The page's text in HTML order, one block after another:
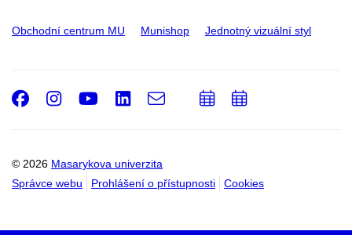
Obchodní centrum MU Munishop Jednotný vizuální styl
© 2026 Masarykova univerzita
Správce webu
Prohlášení o přístupnosti Cookies
Facebook
Instagram
Youtube
LinkedIn
e-
Email
PřidatPřidat